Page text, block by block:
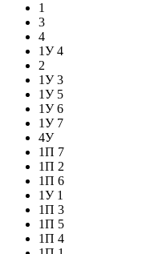
1
3
4
1У 4
2
1У 3
1У 5
1У 6
1У 7
4У
1П 7
1П 2
1П 6
1У 1
1П 3
1П 5
1П 4